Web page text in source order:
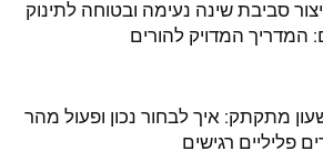
סביבת שינה נעימה ובטוחה לתינוק
המדריך המדויק להורים
מתקתק: איך לבחור נכון ופעול מהר
פליליים רגישים